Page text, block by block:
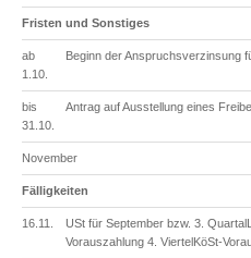
Fristen und Sonstiges
ab
1.10.
Beginn der Anspruchsverzinsung
bis
31.10.
Antrag auf Ausstellung eines
November
Fälligkeiten
16.11.
USt für September bzw. 3.
Vorauszahlung 4. ViertelKöSt-